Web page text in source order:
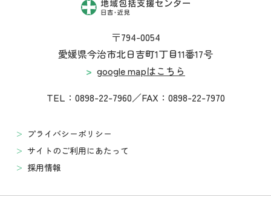
〒794-0054
愛媛県今治市北日吉町1丁目11番17号
google mapはこちら
TEL：0898-22-7960
FAX：0898-22-7970
プライバシーポリシー
サイトのご利用にあたって
採用情報